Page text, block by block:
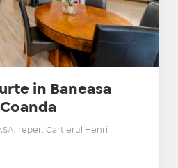
in Baneasa
reper: Cartierul Henri